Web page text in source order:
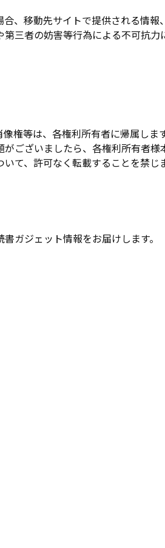
、移動先サイトで提供される情報
三者の妨害等行為による不可抗
権等は、各権利所有者に帰属します
ございましたら、各権利所有者様
て、許可なく転載することを禁
ガジェット情報をお届けします。